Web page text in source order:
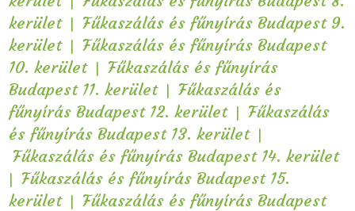
kerület | Fűkaszálás és fűnyírás Budapest 9.
kerület | Fűkaszálás és fűnyírás Budapest
10. kerület | Fűkaszálás és fűnyírás
Budapest 11. kerület | Fűkaszálás és
fűnyírás Budapest 12. kerület | Fűkaszálás
és fűnyírás Budapest 13. kerület |
Fűkaszálás és fűnyírás Budapest 14. kerület
| Fűkaszálás és fűnyírás Budapest 15.
kerület | Fűkaszálás és fűnyírás Budapest